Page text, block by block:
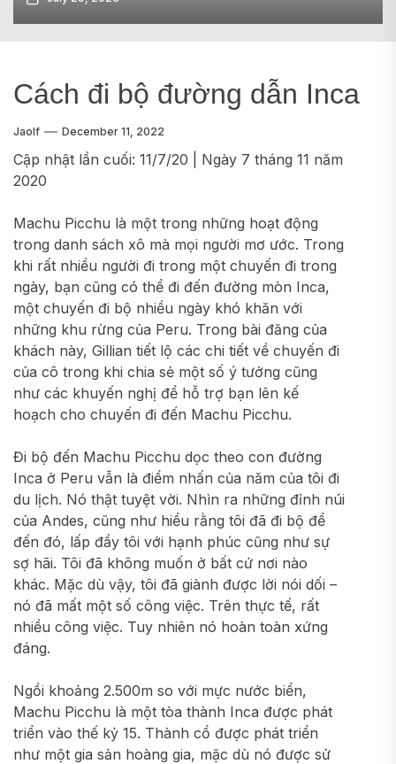
Cách đi bộ đường dẫn Inca
Jaolf December 11, 2022
Cập nhật lần cuối: 11/7/20 | Ngày 7 tháng 11 năm
2020
Machu Picchu là một trong những hoạt động
trong danh sách xô mà mọi người mơ ước. Trong
khi rất nhiều người đi trong một chuyến đi trong
ngày, bạn cũng có thể đi đến đường mòn Inca,
một chuyến đi bộ nhiều ngày khó khăn với
những khu rừng của Peru. Trong bài đăng của
khách này, Gillian tiết lộ các chi tiết về chuyến đi
của cô trong khi chia sẻ một số ý tưởng cũng
như các khuyến nghị để hỗ trợ bạn lên kế
hoạch cho chuyến đi đến Machu Picchu.
Đi bộ đến Machu Picchu dọc theo con đường
Inca ở Peru vẫn là điểm nhấn của năm của tôi đi
du lịch. Nó thật tuyệt vời. Nhìn ra những đỉnh núi
của Andes, cũng như hiểu rằng tôi đã đi bộ để
đến đó, lấp đầy tôi với hạnh phúc cũng như sự
sợ hãi. Tôi đã không muốn ở bất cứ nơi nào
khác. Mặc dù vậy, tôi đã giành được lời nói dối –
nó đã mất một số công việc. Trên thực tế, rất
nhiều công việc. Tuy nhiên nó hoàn toàn xứng
đáng.
Ngồi khoảng 2.500m so với mực nước biển,
Machu Picchu là một tòa thành Inca được phát
triển vào thế kỷ 15. Thành cổ được phát triển
như một gia sản hoàng gia, mặc dù nó được sử